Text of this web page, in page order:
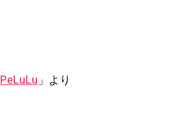
PeLuLu」より